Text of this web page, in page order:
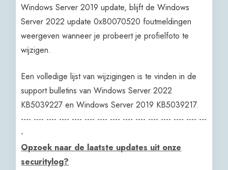
Windows Server 2019 update, blijft de Windows
Server 2022 update 0x80070520 foutmeldingen
weergeven wanneer je probeert je profielfoto te
wijzigen.
Een volledige lijst van wijzigingen is te vinden in de
support bulletins van Windows Server 2022
KB5039227 en Windows Server 2019 KB5039217.
---- ---- ---- ---- ---- ---- ---- ---- ---- ---- ---- ---- ---- ---- ---
-
Opzoek naar de laatste updates uit onze
securitylog?